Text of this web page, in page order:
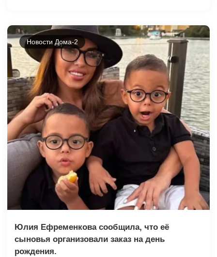
Новости Дома-2
Юлия Ефременкова сообщила, что её
сыновья организовали заказ на день
рождения.